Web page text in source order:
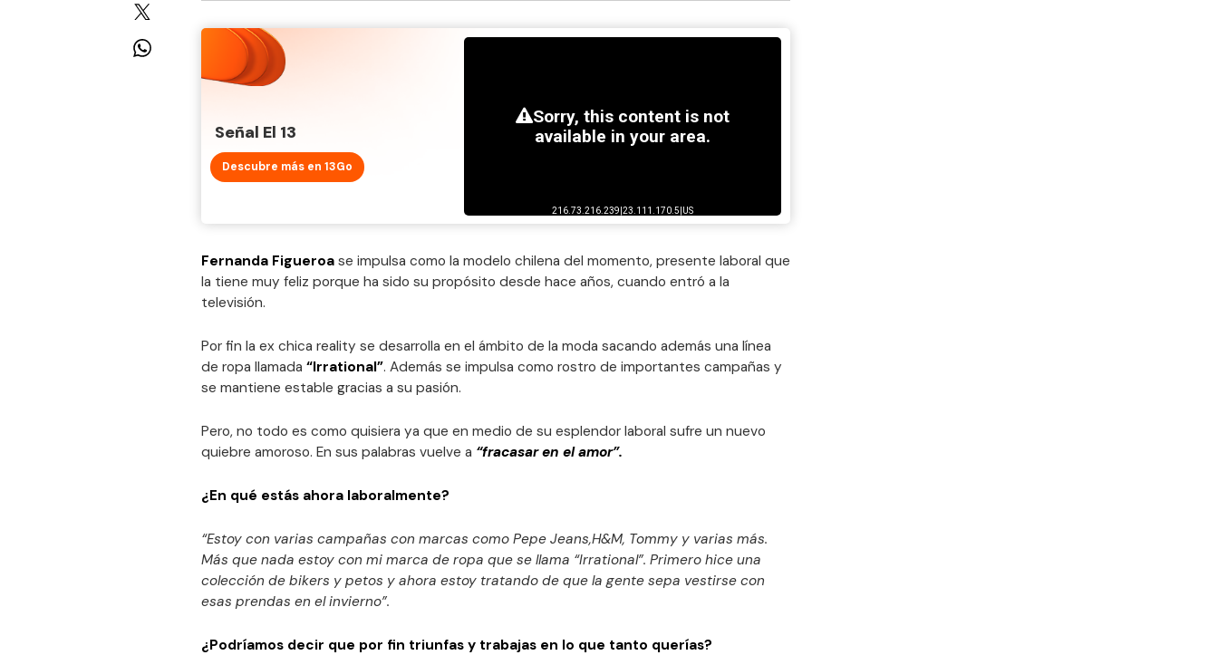
Señal El 13
Descubre más en 13Go
Fernanda Figueroa se impulsa como la modelo chilena del momento, presente laboral que
la tiene muy feliz porque ha sido su propósito desde hace años, cuando entró a la
televisión.
Por fin la ex chica reality se desarrolla en el ámbito de la moda sacando además una línea
de ropa llamada “Irrational”. Además se impulsa como rostro de importantes campañas y
se mantiene estable gracias a su pasión.
Pero, no todo es como quisiera ya que en medio de su esplendor laboral sufre un nuevo
quiebre amoroso. En sus palabras vuelve a “fracasar en el amor”.
¿En qué estás ahora laboralmente?
“Estoy con varias campañas con marcas como Pepe Jeans,H&M, Tommy y varias más.
Más que nada estoy con mi marca de ropa que se llama “Irrational”. Primero hice una
colección de bikers y petos y ahora estoy tratando de que la gente sepa vestirse con
esas prendas en el invierno”.
¿Podríamos decir que por fin triunfas y trabajas en lo que tanto querías?